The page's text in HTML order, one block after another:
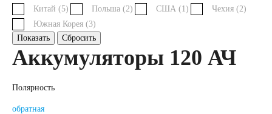
грузовых
автомобилей
Китай (5) Польша (2) США (1) Чехия (2)
Южная Корея (3)
Показать
Сбросить
Аккумуляторы 120 АЧ
Полярность
обратная